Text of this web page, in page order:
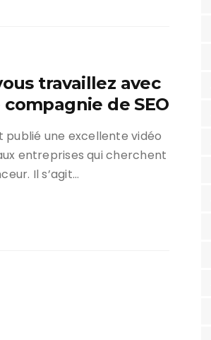
travaillez avec
de SEO
une excellente vidéo
entreprises qui cherchent
Il s’agit…